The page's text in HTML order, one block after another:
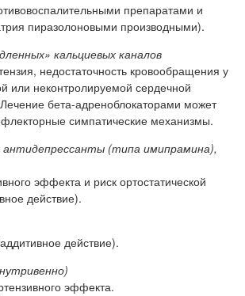
препаратами и
пиразолоновыми производными).
кальциевых каналов
недостаточность кровообращения у
или неконтролируемой сердечной
бета-адреноблокаторами может
симпатические механизмы.
антидепрессанты (типа имипрамина),
эффекта и риск ортостатической
действие).
действие).
эффекта.